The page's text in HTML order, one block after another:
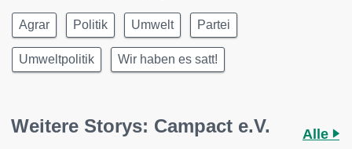
Agrar Politik Umwelt Partei
Umweltpolitik Wir haben es satt!
Weitere Storys: Campact e.V. Alle